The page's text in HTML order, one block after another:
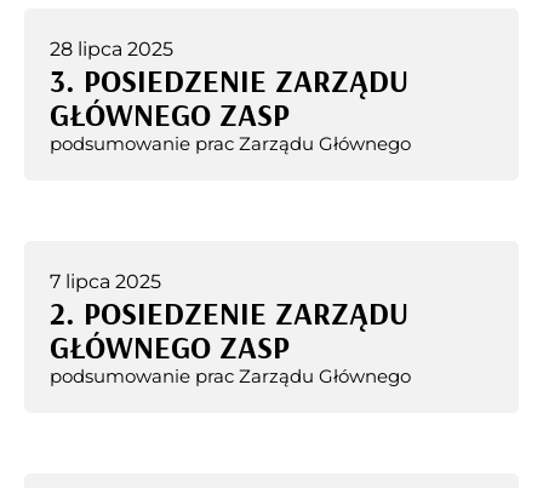
28 lipca 2025
3. POSIEDZENIE ZARZĄDU
GŁÓWNEGO ZASP
podsumowanie prac Zarządu Głównego
7 lipca 2025
2. POSIEDZENIE ZARZĄDU
GŁÓWNEGO ZASP
podsumowanie prac Zarządu Głównego